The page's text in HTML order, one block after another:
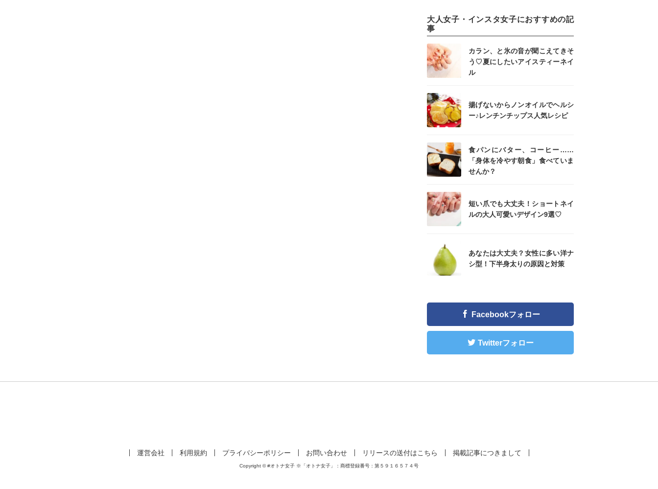
大人女子・インスタ女子におすすめの記
事
カラン、と氷の音が聞こえてきそ
う♡夏にしたいアイスティーネイ
ル
揚げないからノンオイルでヘルシ
ー♪レンチンチップス人気レシピ
食パンにバター、コーヒー……
「身体を冷やす朝食」食べていま
せんか？
短い爪でも大丈夫！ショートネイ
ルの大人可愛いデザイン9選♡
あなたは大丈夫？女性に多い洋ナ
シ型！下半身太りの原因と対策
Facebookフォロー
Twitterフォロー
運営会社 利用規約 プライバシーポリシー お問い合わせ リリースの送付はこちら 掲載記事につきまして
Copyright © #オトナ女子 ※「オトナ女子」：商標登録番号：第５９１６５７４号